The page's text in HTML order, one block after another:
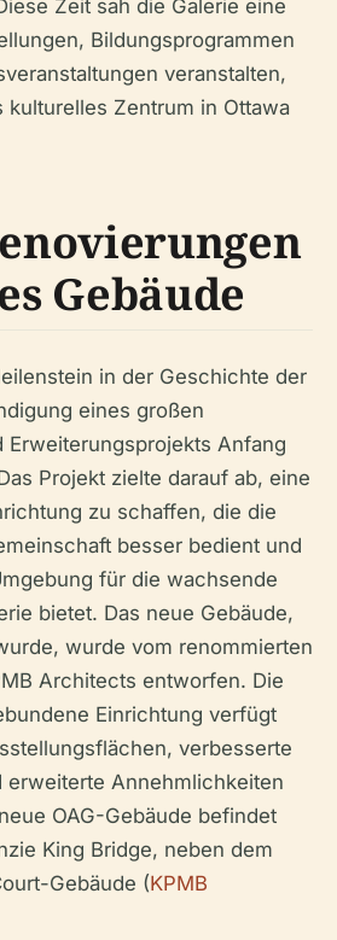
Zeit sah die Galerie eine
Bildungsprogrammen
veranstalten,
kulturelles Zentrum in Ottawa
Gebäude
in der Geschichte der
eines großen
Erweiterungsprojekts Anfang
Projekt zielte darauf ab, eine
zu schaffen, die die
besser bedient und
für die wachsende
bietet. Das neue Gebäude,
wurde vom renommierten
Architects entworfen. Die
Einrichtung verfügt
verbesserte
erweiterte Annehmlichkeiten
OAG-Gebäude befindet
King Bridge, neben dem
Gebäude (KPMB